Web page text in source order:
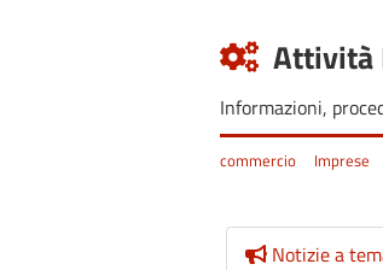
Attività
Informazioni,
commercio Imprese
Notizie a